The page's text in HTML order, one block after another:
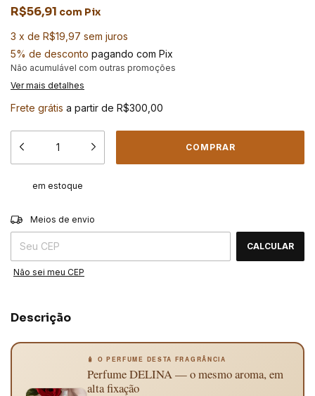
R$56,91 com Pix
3 x de R$19,97 sem juros
5% de desconto pagando com Pix
Não acumulável com outras promoções
Ver mais detalhes
Frete grátis a partir de R$300,00
em estoque
Entregas para o CEP:
Meios de envio
CALCULAR
Não sei meu CEP
Descrição
🧴 O PERFUME DESTA FRAGRÂNCIA
Perfume DELINA — o mesmo aroma, em
alta fixação